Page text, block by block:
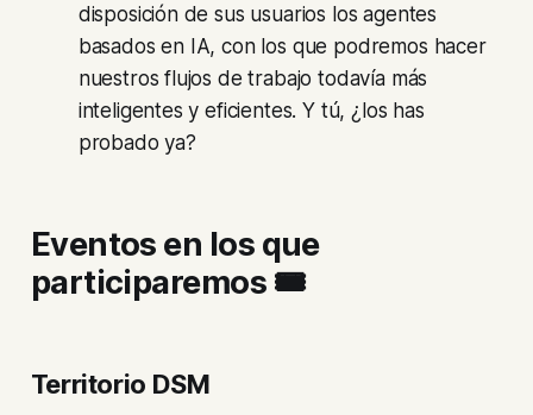
disposición de sus usuarios los agentes
basados en IA, con los que podremos hacer
nuestros flujos de trabajo todavía más
inteligentes y eficientes. Y tú, ¿los has
probado ya?
Eventos en los que
participaremos 🎟️
Territorio DSM